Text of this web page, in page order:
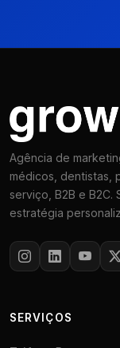
Agência de
médicos, dentistas,
serviço, B2B e B2C.
estratégia
SERVIÇOS